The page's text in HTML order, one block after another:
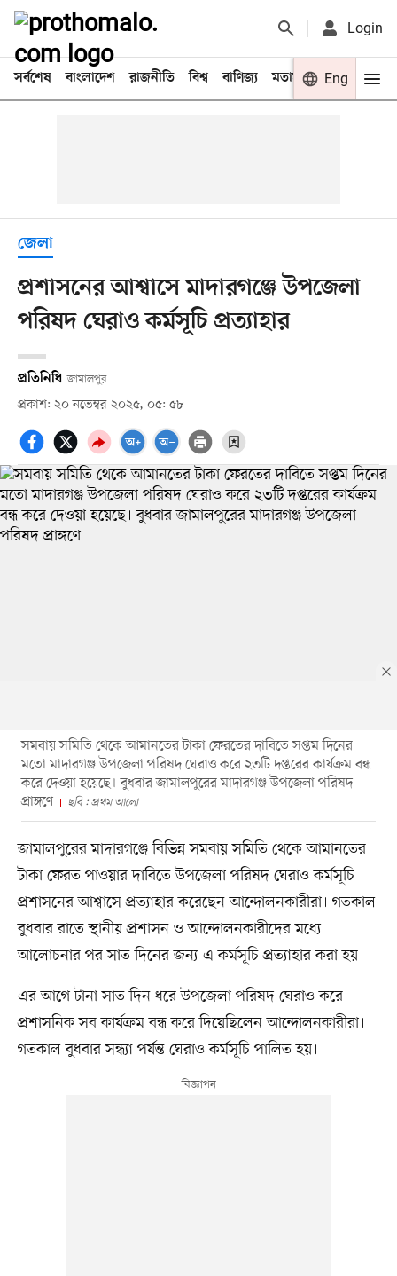
Login
সর্বশেষ বাংলাদেশ রাজনীতি বিশ্ব বাণিজ্য মতামত খেলা
Eng
জেলা
প্রশাসনের আশ্বাসে মাদারগঞ্জে উপজেলা
পরিষদ ঘেরাও কর্মসূচি প্রত্যাহার
প্রতিনিধি জামালপুর
প্রকাশ: ২০ নভেম্বর ২০২৫, ০৫: ৫৮
সমবায় সমিতি থেকে আমানতের টাকা ফেরতের দাবিতে সপ্তম দিনের
মতো মাদারগঞ্জ উপজেলা পরিষদ ঘেরাও করে ২৩টি দপ্তরের কার্যক্রম বন্ধ
করে দেওয়া হয়েছে। বুধবার জামালপুরের মাদারগঞ্জ উপজেলা পরিষদ
প্রাঙ্গণে
ছবি : প্রথম আলো
জামালপুরের মাদারগঞ্জে বিভিন্ন সমবায় সমিতি থেকে আমানতের
টাকা ফেরত পাওয়ার দাবিতে উপজেলা পরিষদ ঘেরাও কর্মসূচি
প্রশাসনের আশ্বাসে প্রত্যাহার করেছেন আন্দোলনকারীরা। গতকাল
বুধবার রাতে স্থানীয় প্রশাসন ও আন্দোলনকারীদের মধ্যে
আলোচনার পর সাত দিনের জন্য এ কর্মসূচি প্রত্যাহার করা হয়।
এর আগে টানা সাত দিন ধরে উপজেলা পরিষদ ঘেরাও করে
প্রশাসনিক সব কার্যক্রম বন্ধ করে দিয়েছিলেন আন্দোলনকারীরা।
গতকাল বুধবার সন্ধ্যা পর্যন্ত ঘেরাও কর্মসূচি পালিত হয়।